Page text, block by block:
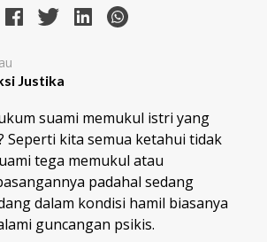
Justika
suami memukul istri yang
Seperti kita semua ketahui tidak
tega memukul atau
padahal sedang
dalam kondisi hamil biasanya
guncangan psikis.